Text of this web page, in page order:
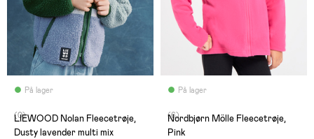
På lager
(0)
LIEWOOD Nolan Fleecetrøje,
Dusty lavender multi mix
På lager
(6)
Nordbjørn Mölle Fleecetrøje,
Pink